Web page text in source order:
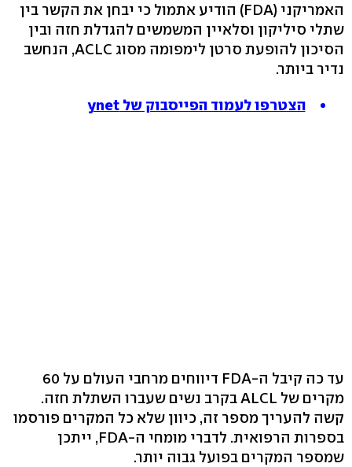
האמריקני (FDA) הודיע אתמול כי יבחן את הקשר בין
שתלי סיליקון וסלאיין המשמשים להגדלת חזה ובין
הסיכון להופעת סרטן לימפומה מסוג ACLC, הנחשב
נדיר ביותר.
הצטרפו לעמוד הפייסבוק של ynet
עד כה קיבל ה-FDA דיווחים מרחבי העולם על 60
מקרים של ALCL בקרב נשים שעברו השתלת חזה.
קשה להעריך מספר זה, כיוון שלא כל המקרים פורסמו
בספרות הרפואית. לדברי מומחי ה-FDA, ייתכן
שמספר המקרים בפועל גבוה יותר.